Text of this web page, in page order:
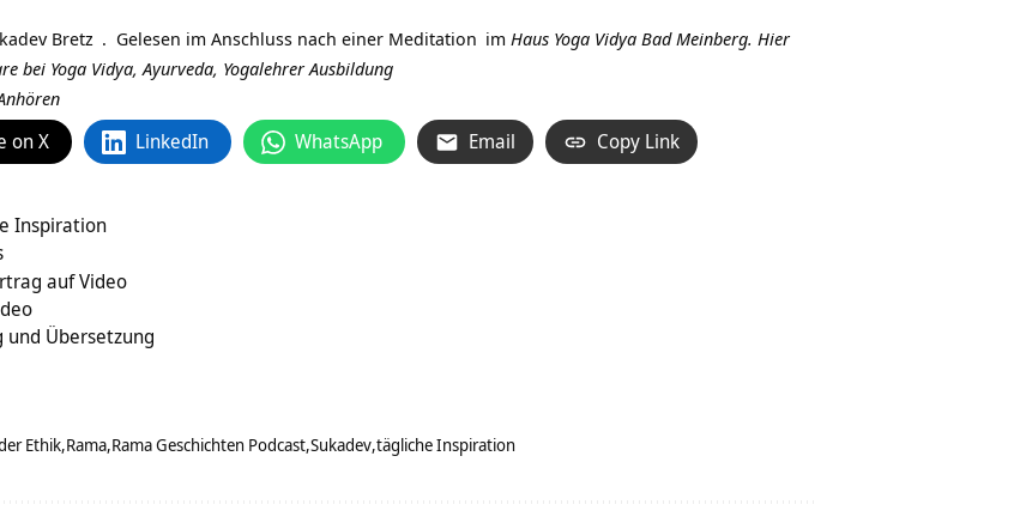
Bretz . Gelesen im Anschluss nach einer Meditation im Haus Yoga Vidya Bad Meinberg. Hier
bei Yoga Vidya,Ayurveda, Yogalehrer Ausbildung
on X LinkedIn WhatsApp Email Copy Link
Inspiration
auf Video
Übersetzung
Ethik Rama Rama Geschichten Podcast Sukadev tägliche Inspiration